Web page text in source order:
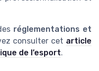
réglementations et
consulter cet article
de l’esport.